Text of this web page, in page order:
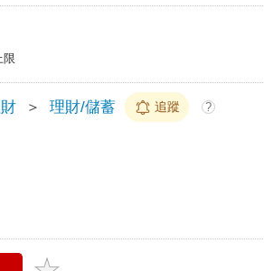
限
＞ 理財/儲蓄 追蹤 ?